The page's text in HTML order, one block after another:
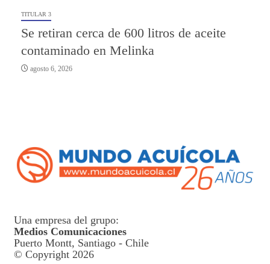
TITULAR 3
Se retiran cerca de 600 litros de aceite
contaminado en Melinka
agosto 6, 2026
Una empresa del grupo:
Medios Comunicaciones
Puerto Montt, Santiago - Chile
© Copyright 2026